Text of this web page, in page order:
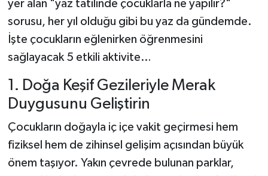
yer alan "yaz tatilinde çocuklarla ne yapılır?"
sorusu, her yıl olduğu gibi bu yaz da gündemde.
İşte çocukların eğlenirken öğrenmesini
sağlayacak 5 etkili aktivite…
1. Doğa Keşif Gezileriyle Merak
Duygusunu Geliştirin
Çocukların doğayla iç içe vakit geçirmesi hem
fiziksel hem de zihinsel gelişim açısından büyük
önem taşıyor. Yakın çevrede bulunan parklar,